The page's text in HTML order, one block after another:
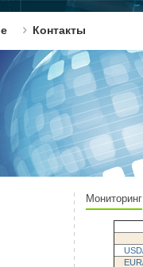
Контакты
Мониторинг